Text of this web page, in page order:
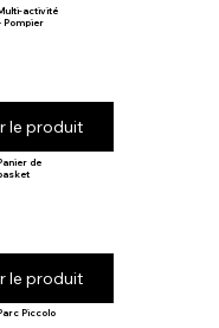
activité
Pompier
le produit
de
le produit
Piccolo